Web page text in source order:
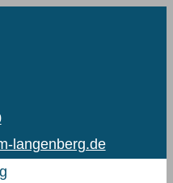
langenberg.de